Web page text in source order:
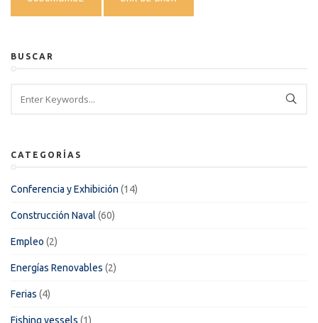
BUSCAR
CATEGORÍAS
Conferencia y Exhibición (14)
Construcción Naval (60)
Empleo (2)
Energías Renovables (2)
Ferias (4)
Fishing vessels (1)